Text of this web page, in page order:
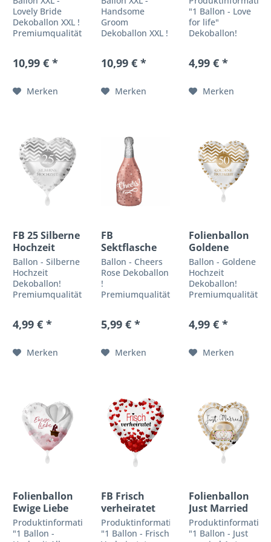
Lovely Bride
Dekoballon XXL !
Premiumqualität
Braut als Ballon
Mit den 101cm
kommt der
10,99 € *
Merken
Handsome
Groom
Dekoballon XXL !
Bräutigam-
Brätigam als
Ballon in XXL
gut als
Dekoartion zur
Geltung....
10,99 € *
Merken
"1 Ballon - Love
for life"
Dekoballon!
Love for LIVE!
einen super
schönen
4,99 € *
Merken
FB 25 Silberne
Hochzeit
Ballon - Silberne
Hochzeit
Dekoballon!
Premiumqualität
Silberhochzeit!
Geschenk zur
Silberhochzeit!
Ballonfarbe:...
4,99 € *
Merken
FB
Sektflasche
"Cheers"
Ballon - Cheers
Rose Dekoballon
!
Premiumqualität
und guten
Produktbeschreibung
Ballongröße: Ø
Ballonmenge: 1
Ballon
Füllmenge:
0,025m³...
5,99 € *
Merken
Folienballon
Goldene
Hochzeit G2
Ballon - Goldene
Hochzeit
Dekoballon!
Premiumqualität
Goldhochzeit!
Geschenk zur
Goldhochzeit!
Ballonfarbe:...
4,99 € *
Merken
Folienballon
Ewige Liebe
Produktinformationen
"1 Ballon -
FB Frisch
verheiratet
G2
Produktinformationen
"1 Ballon - Frisch
Folienballon
Just Married
Auto gold
"1 Ballon - Just